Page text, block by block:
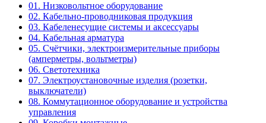
01. Низковольтное оборудование
02. Кабельно-проводниковая продукция
03. Кабеленесущие системы и аксессуары
04. Кабельная арматура
05. Счётчики, электроизмерительные приборы
(амперметры, вольтметры)
06. Светотехника
07. Электроустановочные изделия (розетки,
выключатели)
08. Коммутационное оборудование и устройства
управления